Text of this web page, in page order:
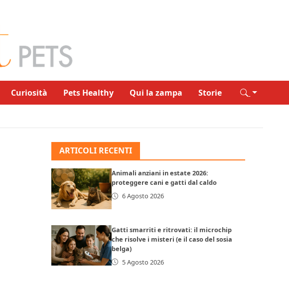
Curiosità Pets Healthy Qui la zampa Storie
ARTICOLI RECENTI
Animali anziani in estate 2026:
proteggere cani e gatti dal caldo
6 Agosto 2026
Gatti smarriti e ritrovati: il microchip
che risolve i misteri (e il caso del sosia
belga)
5 Agosto 2026